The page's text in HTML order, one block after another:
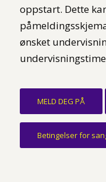
oppstart. Dette
ønsket
MELD DEG PÅ
Betingelser for